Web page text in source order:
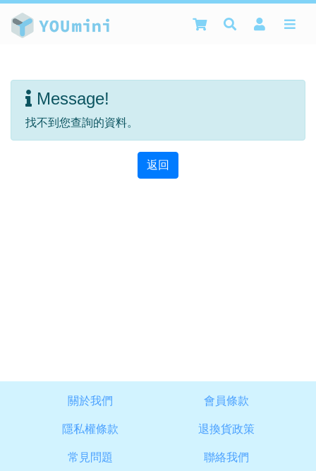
Message!
找不到您查詢的資料。
返回
關於我們 會員條款
隱私權條款 退換貨政策
常見問題 聯絡我們